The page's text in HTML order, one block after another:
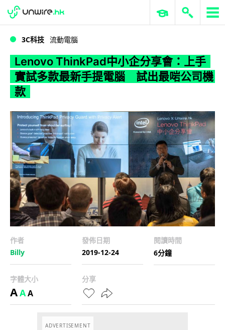
WWDC 2026 ERP 與商業 AI
3C科技 流動電腦
Lenovo ThinkPad中小企分享會：上手
實試多款最新手提電腦 試出最啱公司機
款
作者
Billy
發佈日期
2019-12-24
閱讀時間
6分鐘
字體大小
AAA
分享
ADVERTISEMENT